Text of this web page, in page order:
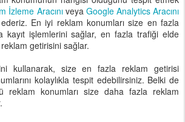
İzleme Aracınıveya Google Analytics Aracını
ederiz. En iyi reklam konumları size en fazla
kayıt işlemlerini sağlar, en fazla trafiği elde
getirisini sağlar.
kullanarak, size en fazla reklam getirisi
kolaylıkla tespit edebilirsiniz. Belki de
reklam konumları size daha fazla reklam